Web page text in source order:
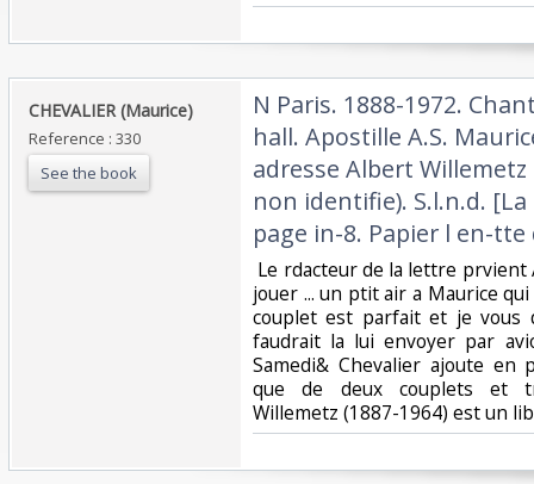
‎CHEVALIER (Maurice)‎
Reference : 330
See the book
‎N Paris. 1888-1972.
hall. Apostille A.S.
adresse Albert
non identifie). S.l.n.d.
page in-8. Papier l en-
Le rdacteur de la lettre
jouer ... un ptit air a Maurice
couplet est parfait et je vous
faudrait la lui envoyer par
Samedi& Chevalier ajoute en
que de deux couplets et
Willemetz (1887-1964) est un